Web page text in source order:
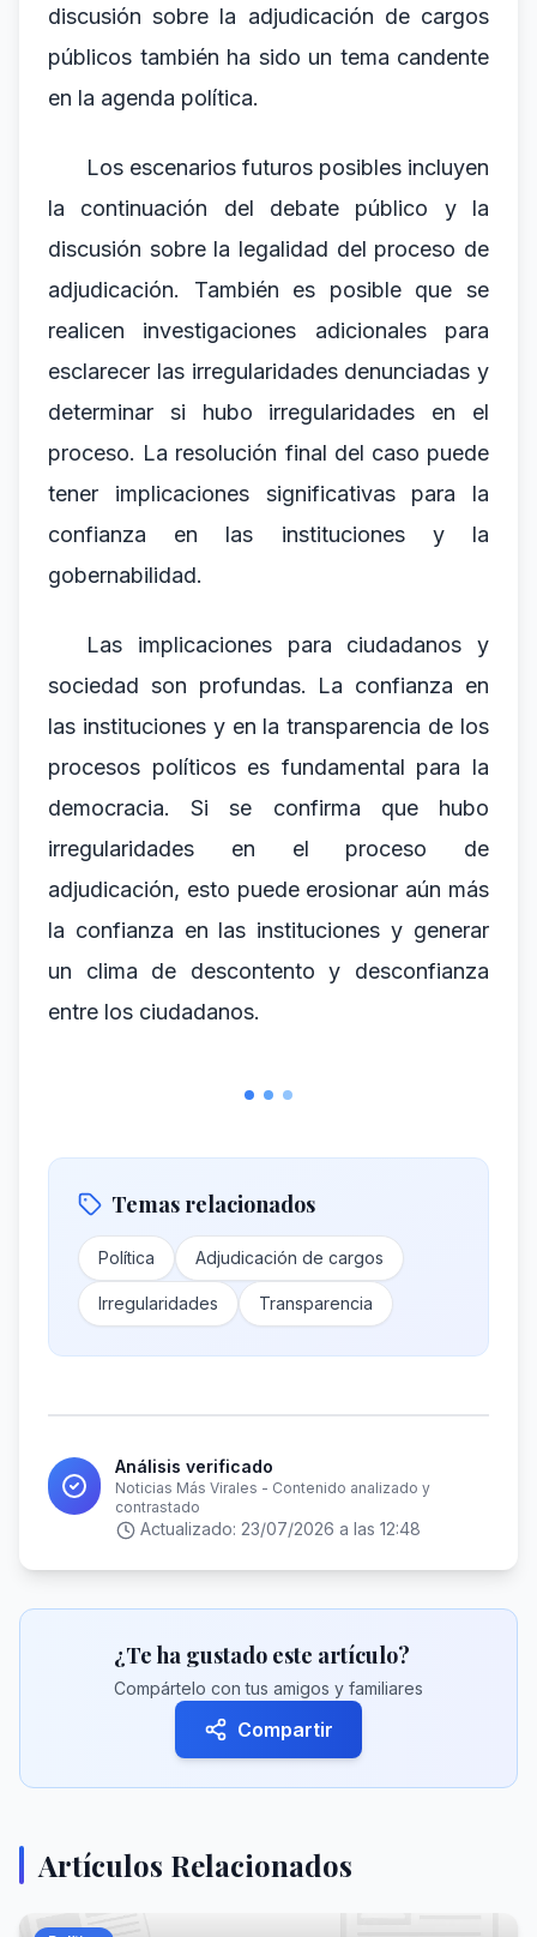
discusión sobre la adjudicación de cargos
públicos también ha sido un tema candente
en la agenda política.
Los escenarios futuros posibles incluyen
la continuación del debate público y la
discusión sobre la legalidad del proceso de
adjudicación. También es posible que se
realicen investigaciones adicionales para
esclarecer las irregularidades denunciadas y
determinar si hubo irregularidades en el
proceso. La resolución final del caso puede
tener implicaciones significativas para la
confianza en las instituciones y la
gobernabilidad.
Las implicaciones para ciudadanos y
sociedad son profundas. La confianza en
las instituciones y en la transparencia de los
procesos políticos es fundamental para la
democracia. Si se confirma que hubo
irregularidades en el proceso de
adjudicación, esto puede erosionar aún más
la confianza en las instituciones y generar
un clima de descontento y desconfianza
entre los ciudadanos.
Temas relacionados
Política Adjudicación de cargos
Irregularidades Transparencia
Análisis verificado
Noticias Más Virales - Contenido analizado y
contrastado
Actualizado: 23/07/2026 a las 12:48
¿Te ha gustado este artículo?
Compártelo con tus amigos y familiares
Compartir
Artículos Relacionados